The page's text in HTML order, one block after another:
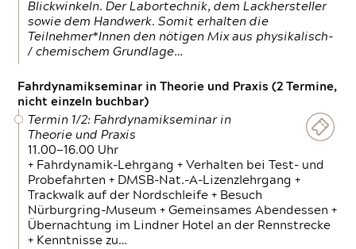
Blickwinkeln. Der Labortechnik, dem Lackhersteller
sowie dem Handwerk. Somit erhalten die
Teilnehmer*Innen den nötigen Mix aus physikalisch-
/ chemischem Grundlage…
Fahrdynamikseminar in Theorie und Praxis (2 Termine,
nicht einzeln buchbar)
Termin 1/2: Fahrdynamikseminar in
Theorie und Praxis
11.00—16.00 Uhr
+ Fahrdynamik-Lehrgang + Verhalten bei Test- und
Probefahrten + DMSB-Nat.-A-Lizenzlehrgang +
Trackwalk auf der Nordschleife + Besuch
Nürburgring-Museum + Gemeinsames Abendessen +
Übernachtung im Lindner Hotel an der Rennstrecke
+ Kenntnisse zu…